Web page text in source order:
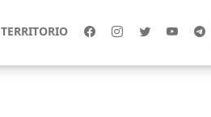
TERRITORIO